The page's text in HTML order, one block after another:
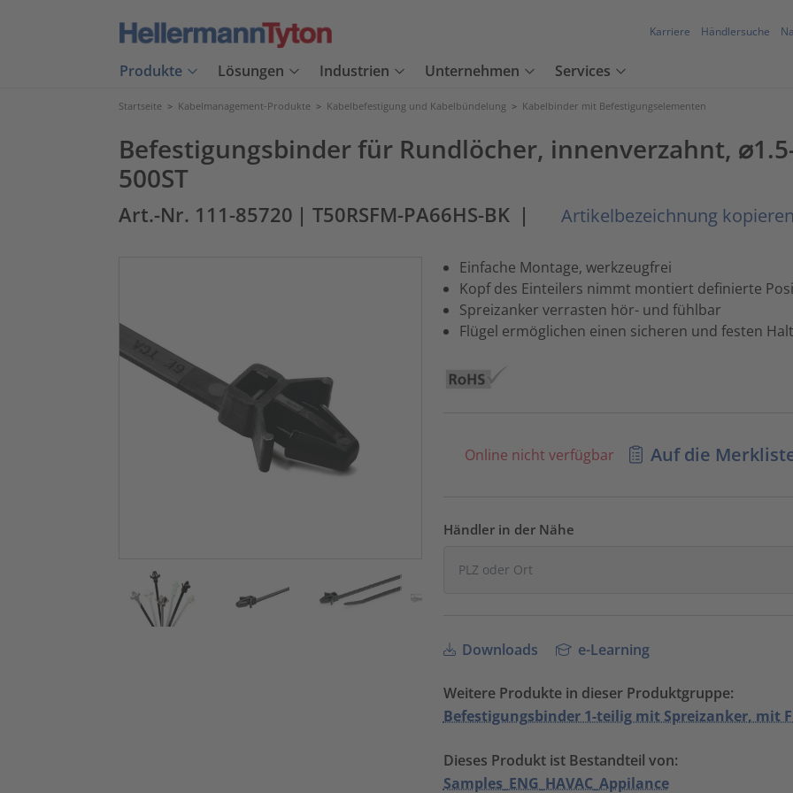
Karriere Händlersuche
Produkte Lösungen Industrien Unternehmen Services
Startseite > Kabelmanagement-Produkte > Kabelbefestigung und Kabelbündelung > Kabelbinder mit Befestigungselementen
Befestigungsbinder für Rundlöcher, innenverzahnt,
500ST
Art.-Nr. 111-85720 | T50RSFM-PA66HS-BK | Artikelbezeichnung kopieren
Einfache Montage, werkzeugfrei
Kopf des Einteilers nimmt montiert definierte
Spreizanker verrasten hör- und fühlbar
Flügel ermöglichen einen sicheren und festen
Online nicht verfügbar Auf die
Händler in der Nähe
Downloads e-Learning
Weitere Produkte in dieser Produktgruppe:
Befestigungsbinder 1-teilig mit Spreizanker, mit
Dieses Produkt ist Bestandteil von:
Samples_ENG_HAVAC_Appilance